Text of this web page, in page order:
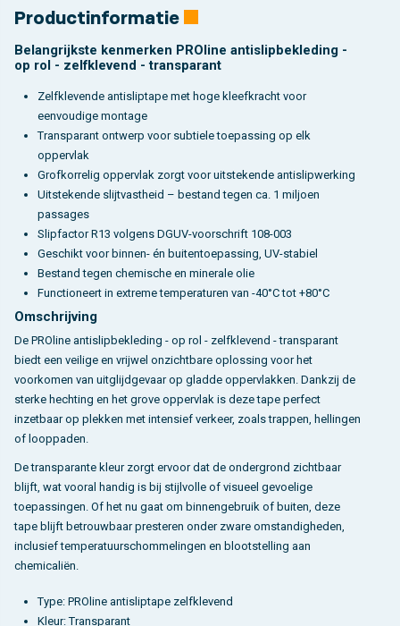
Productinformatie
Belangrijkste kenmerken PROline antislipbekleding -
op rol - zelfklevend - transparant
Zelfklevende antisliptape met hoge kleefkracht voor
eenvoudige montage
Transparant ontwerp voor subtiele toepassing op elk
oppervlak
Grofkorrelig oppervlak zorgt voor uitstekende antislipwerking
Uitstekende slijtvastheid – bestand tegen ca. 1 miljoen
passages
Slipfactor R13 volgens DGUV-voorschrift 108-003
Geschikt voor binnen- én buitentoepassing, UV-stabiel
Bestand tegen chemische en minerale olie
Functioneert in extreme temperaturen van -40°C tot +80°C
Omschrijving
De PROline antislipbekleding - op rol - zelfklevend - transparant
biedt een veilige en vrijwel onzichtbare oplossing voor het
voorkomen van uitglijdgevaar op gladde oppervlakken. Dankzij de
sterke hechting en het grove oppervlak is deze tape perfect
inzetbaar op plekken met intensief verkeer, zoals trappen, hellingen
of looppaden.
De transparante kleur zorgt ervoor dat de ondergrond zichtbaar
blijft, wat vooral handig is bij stijlvolle of visueel gevoelige
toepassingen. Of het nu gaat om binnengebruik of buiten, deze
tape blijft betrouwbaar presteren onder zware omstandigheden,
inclusief temperatuurschommelingen en blootstelling aan
chemicaliën.
Type: PROline antisliptape zelfklevend
Kleur: Transparant